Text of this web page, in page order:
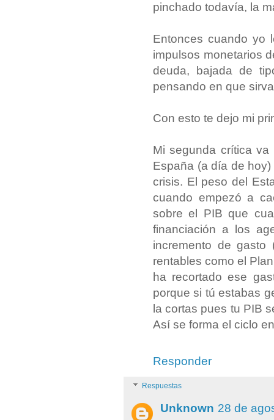
pinchado todavía, la
Entonces cuando yo
impulsos monetarios
deuda, bajada de
pensando en que
Con esto te dejo mi
Mi segunda crítica
España (a día de
crisis. El peso del
cuando empezó a
sobre el PIB que
financiación a los
incremento de
rentables como el
ha recortado ese
porque si tú estabas
la cortas pues tu PIB
Así se forma el ciclo
Responder
Respuestas
Unknown 28 de